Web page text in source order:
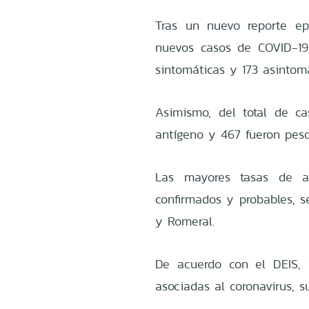
Tras un nuevo reporte
nuevos casos de
sintomáticas y 173
Asimismo, del total de
antígeno y 467 fueron
Las mayores tasas de
confirmados y probables,
y Romeral.
De acuerdo con el DEIS,
asociadas al coronavirus,